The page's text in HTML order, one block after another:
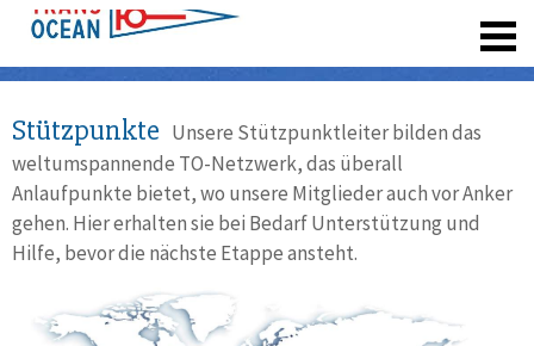
Stützpunkte Unsere Stützpunktleiter bilden das
weltumspannende TO-Netzwerk, das überall
Anlaufpunkte bietet, wo unsere Mitglieder auch vor Anker
gehen. Hier erhalten sie bei Bedarf Unterstützung und
Hilfe, bevor die nächste Etappe ansteht.